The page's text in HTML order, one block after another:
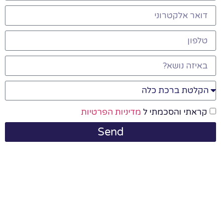
קראתי והסכמתי ל מדיניות הפרטיות
Send